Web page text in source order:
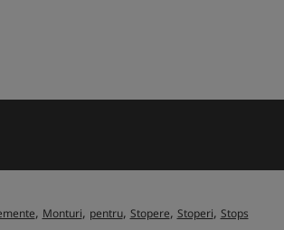
, Monturi, pentru, Stopere, Stoperi, Stops